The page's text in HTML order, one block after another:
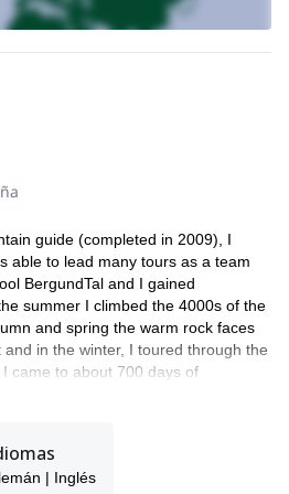
guide (completed in 2009), I
able to lead many tours as a team
BergundTal and I gained
summer I climbed the 4000s of the
and spring the warm rock faces
in the winter, I toured through the
came to about 700 days of
and I was almost two years in a row
mountain guide can be a
I decided to reduce my time as a
| Inglés